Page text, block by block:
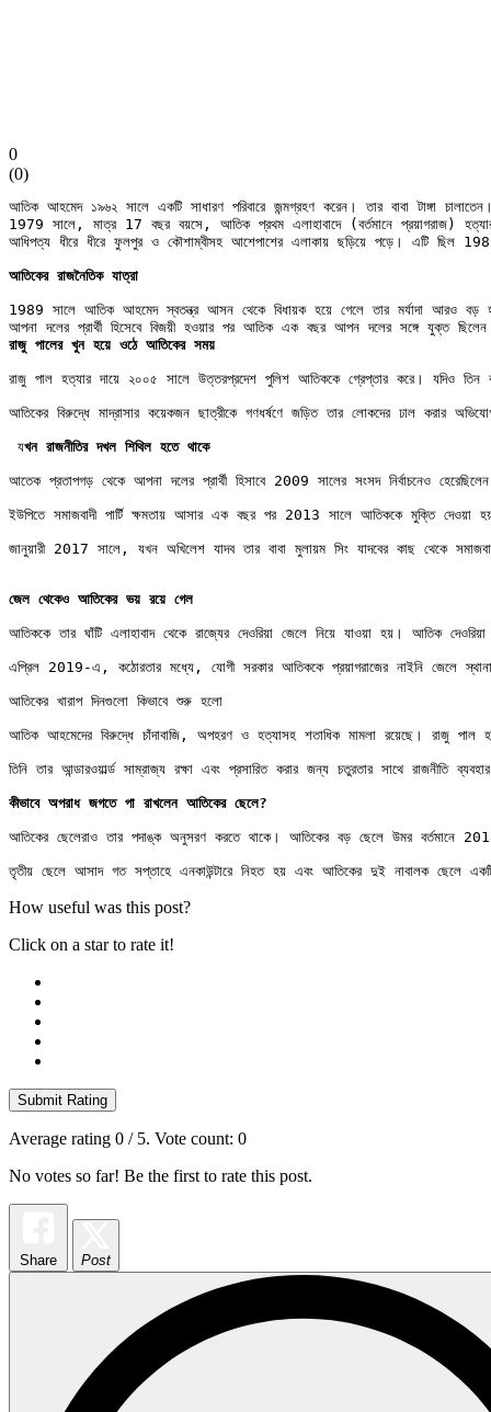
0
(0)
আতিক আহমেদ ১৯৬২ সালে একটি সাধারণ পরিবারে জন্মগ্রহণ করেন। তার বাবা টাঙ্গা
1979 সালে, মাত্র 17 বছর বয়সে, আতিক প্রথম এলাহাবাদে (বর্তমানে প্রয়াগরাজ)
আতিকের রাজনৈতিক যাত্রা
1989 সালে আতিক আহমেদ স্বতন্ত্র আসন থেকে বিধায়ক হয়ে গেলে তার মর্যাদা আরও বড় হয়।
রাজু পালের খুন হয়ে ওঠে আতিকের সময়
রাজু পাল হত্যার দায়ে ২০০৫ সালে উত্তরপ্রদেশ পুলিশ আতিককে গ্রেপ্তার করে। যদিও তিন
আতিকের বিরুদ্ধে মাদ্রাসার কয়েকজন ছাত্রীকে গণধর্ষণে জড়িত তার লোকদের ঢাল করার
যখন রাজনীতির দখল শিথিল হতে থাকে
আতেক প্রতাপগড় থেকে আপনা দলের প্রার্থী হিসাবে 2009 সালের সংসদ নির্বাচনেও
ইউপিতে সমাজবাদী পার্টি ক্ষমতায় আসার এক বছর পর 2013 সালে আতিককে মুক্তি দেওয়া হয়।
জানুয়ারী 2017 সালে, যখন অখিলেশ যাদব তার বাবা মুলায়ম সিং যাদবের কাছ থেকে
জেল থেকেও আতিকের ভয় রয়ে গেল
আতিককে তার ঘাঁটি এলাহাবাদ থেকে রাজ্যের দেওরিয়া জেলে নিয়ে যাওয়া হয়। আতিক
এপ্রিল 2019-এ, কঠোরতার মধ্যে, যোগী সরকার আতিককে প্রয়াগরাজের নাইনি জেলে
আতিকের খারাপ দিনগুলো কিভাবে শুরু হলো
আতিক আহমেদের বিরুদ্ধে চাঁদাবাজি, অপহরণ ও হত্যাসহ শতাধিক মামলা রয়েছে। রাজু পাল
তিনি তার আন্ডারওয়ার্ল্ড সাম্রাজ্য রক্ষা এবং প্রসারিত করার জন্য চতুরতার সাথে রাজনীতি
কীভাবে অপরাধ জগতে পা রাখলেন আতিকের ছেলে?
আতিকের ছেলেরাও তার পদাঙ্ক অনুসরণ করতে থাকে। আতিকের বড় ছেলে উমর বর্তমানে 2018
How useful was this post?
Click on a star to rate it!
Submit Rating
Average rating 0 / 5. Vote count: 0
No votes so far! Be the first to rate this post.
Share Post